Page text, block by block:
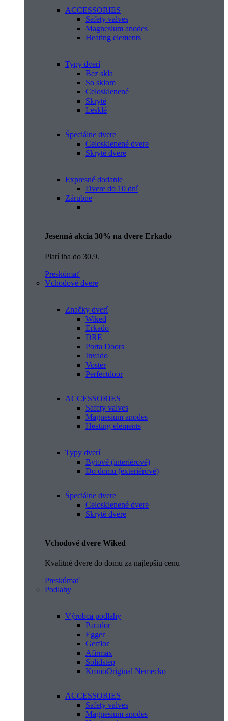
ACCESSORIES
Safety valves
Magnesium anodes
Heating elements
Typy dverí
Bez skla
So sklom
Celosklenené
Skryté
Lesklé
Špeciálne dvere
Celosklenené dvere
Skryté dvere
Expresné dodanie
Dvere do 10 dní
Zárubne
Jesenná akcia 30% na dvere Erkado
Platí iba do 30.9.
Preskúmať
Vchodové dvere
Značky dverí
Wiked
Erkado
DRE
Porta Doors
Invado
Voster
Perfectdoor
ACCESSORIES
Safety valves
Magnesium anodes
Heating elements
Typy dverí
Bytové (interiérové)
Do domu (exteriérové)
Špeciálne dvere
Celosklenené dvere
Skryté dvere
Vchodové dvere Wiked
Kvalitné dvere do domu za najlepšiu cenu
Preskúmať
Podlahy
Výrobca podlahy
Parador
Egger
Gerflor
Afirmax
Solidstep
KronoOriginal Nemecko
ACCESSORIES
Safety valves
Magnesium anodes